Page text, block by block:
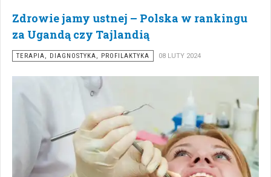
Zdrowie jamy ustnej – Polska w rankingu
za Ugandą czy Tajlandią
TERAPIA, DIAGNOSTYKA, PROFILAKTYKA 08 LUTY 2024